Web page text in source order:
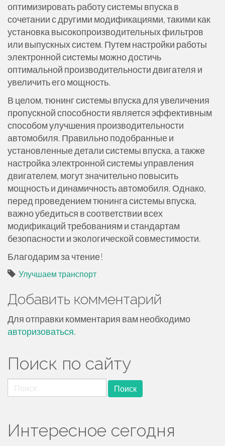
оптимизировать работу системы впуска в
сочетании с другими модификациями, такими как
установка высокопроизводительных фильтров
или выпускных систем. Путем настройки работы
электронной системы можно достичь
оптимальной производительности двигателя и
увеличить его мощность.
В целом, тюнинг системы впуска для увеличения
пропускной способности является эффективным
способом улучшения производительности
автомобиля. Правильно подобранные и
установленные детали системы впуска, а также
настройка электронной системы управления
двигателем, могут значительно повысить
мощность и динамичность автомобиля. Однако,
перед проведением тюнинга системы впуска,
важно убедиться в соответствии всех
модификаций требованиям и стандартам
безопасности и экологической совместимости.
Благодарим за чтение!
Улучшаем транспорт
Добавить комментарий
Для отправки комментария вам необходимо
авторизоваться.
Поиск по сайту
Найти:
Интересное сегодня